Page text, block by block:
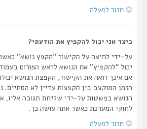
חזור למעלה
כיצד אני יכול להקפיץ את הודעתי?
על-ידי לחיצה על הקישור “הקפץ נושא” כאשר
יכול “להקפיץ” את הנושא לראש הפורום בעמוד
אם אינך רואה את הקישור, הקפצת הנושא יכולה
הזמן המוקצב בין הקפצות עדיין לא הסתיים.
הנושא בפשטות על-ידי שליחת תגובה אליו, אך
לחוקי המערכת כאשר אתה עושה כך.
חזור למעלה